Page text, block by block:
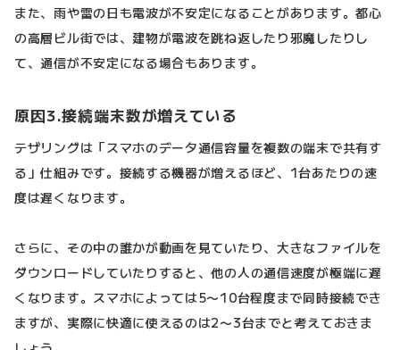
また、雨や雷の日も電波が不安定になることがあります。都心
の高層ビル街では、建物が電波を跳ね返したり邪魔したりし
て、通信が不安定になる場合もあります。
原因3.接続端末数が増えている
テザリングは「スマホのデータ通信容量を複数の端末で共有す
る」仕組みです。接続する機器が増えるほど、1台あたりの速
度は遅くなります。
さらに、その中の誰かが動画を見ていたり、大きなファイルを
ダウンロードしていたりすると、他の人の通信速度が極端に遅
くなります。スマホによっては5〜10台程度まで同時接続でき
ますが、実際に快適に使えるのは2〜3台までと考えておきま